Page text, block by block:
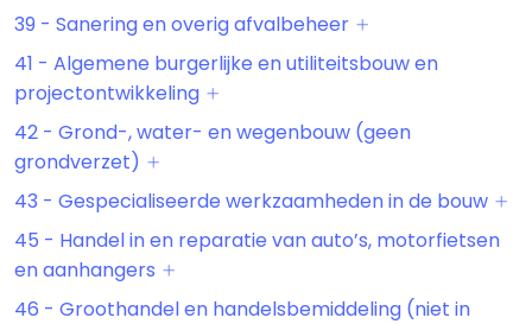
39 - Sanering en overig afvalbeheer
41 - Algemene burgerlijke en utiliteitsbouw en
projectontwikkeling
42 - Grond-, water- en wegenbouw (geen
grondverzet)
43 - Gespecialiseerde werkzaamheden in de bouw
45 - Handel in en reparatie van auto’s, motorfietsen
en aanhangers
46 - Groothandel en handelsbemiddeling (niet in